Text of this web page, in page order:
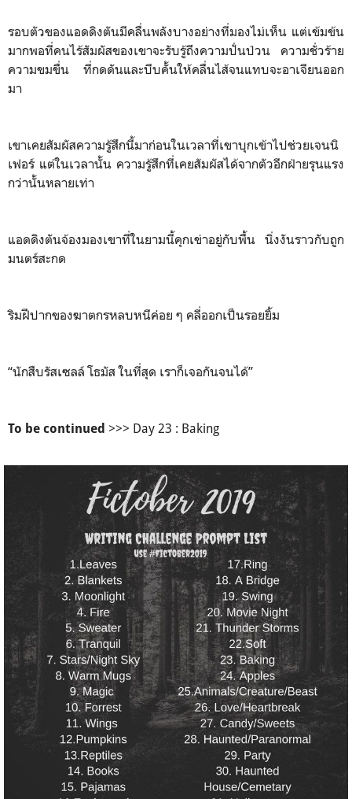
รอบตัวของแอดดิงตันมีคลื่นพลังบางอย่างที่มองไม่เห็น แต่เข้มข้น
มากพอที่คนไร้สัมผัสของเขาจะรับรู้ถึงความปั่นป่วน ความชั่วร้าย
ความขมขื่น ที่กดดันและบีบคั้นให้คลื่นไส้จนแทบจะอาเจียนออก
มา
เขาเคยสัมผัสความรู้สึกนี้มาก่อนในเวลาที่เขาบุกเข้าไปช่วยเจนนิ
เฟอร์ แต่ในเวลานั้น ความรู้สึกที่เคยสัมผัสได้จากตัวอีกฝ่ายรุนแรง
กว่านั้นหลายเท่า
แอดดิงตันจ้องมองเขาที่ในยามนี้คุกเข่าอยู่กับพื้น นิ่งงันราวกับถูก
มนตร์สะกด
ริมฝีปากของฆาตกรหลบหนีค่อย ๆ คลี่ออกเป็นรอยยิ้ม
“นักสืบรัสเซลล์ โธมัส ในที่สุด เราก็เจอกันจนได้”
To be continued >>> Day 23 : Baking